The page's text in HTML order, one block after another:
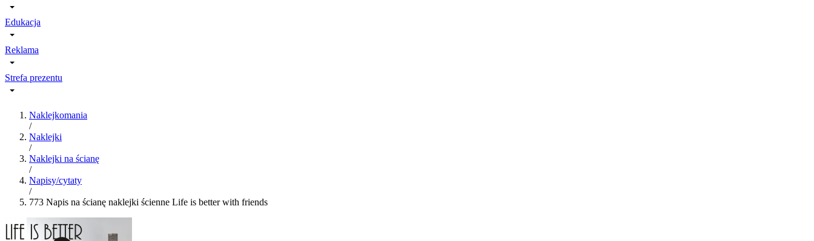
Edukacja
Reklama
Strefa prezentu
Naklejkomania
/
Naklejki
/
Naklejki na ścianę
/
Napisy/cytaty
/
773 Napis na ścianę naklejki ścienne Life is better with friends